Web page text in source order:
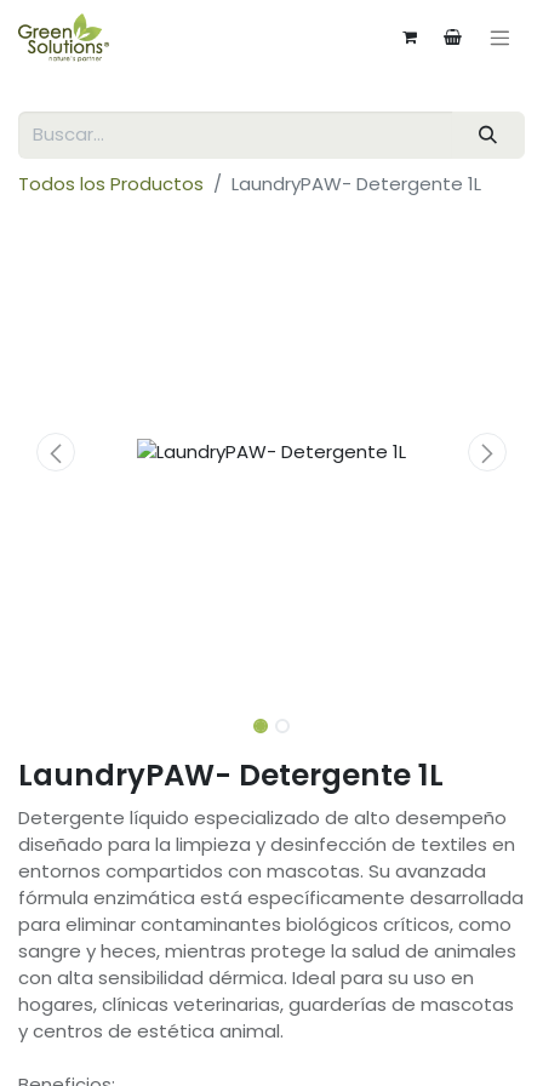
Todos los Productos LaundryPAW- Detergente 1L
LaundryPAW- Detergente 1L
Detergente líquido especializado de alto desempeño
diseñado para la limpieza y desinfección de textiles en
entornos compartidos con mascotas. Su avanzada
fórmula enzimática está específicamente desarrollada
para eliminar contaminantes biológicos críticos, como
sangre y heces, mientras protege la salud de animales
con alta sensibilidad dérmica. Ideal para su uso en
hogares, clínicas veterinarias, guarderías de mascotas
y centros de estética animal.